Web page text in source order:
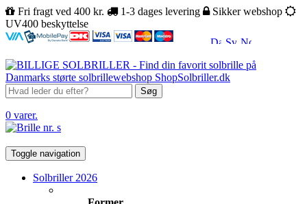
Fri fragt ved 400 kr. 1-3 dages levering
Sikker webshop
UV400 beskyttelse
Søg
0 varer.
Toggle navigation
Solbriller 2026